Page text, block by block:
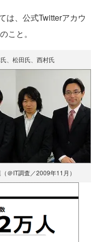
は、公式Twitterアカウ
こと。
、松田氏、西村氏
＠IT調査／2009年11月）